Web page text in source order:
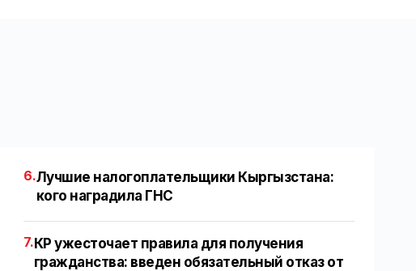
6.Лучшие налогоплательщики Кыргызстана:
кого наградила ГНС
7.КР ужесточает правила для получения
гражданства: введен обязательный отказ от